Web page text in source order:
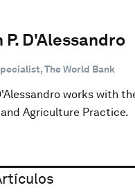
D'Alessandro
The World Bank
works with
Agriculture Practice.